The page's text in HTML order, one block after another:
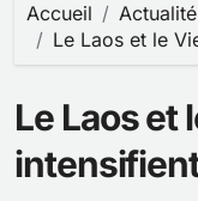
Accueil
Actualité
Le Laos et le
Le Laos et